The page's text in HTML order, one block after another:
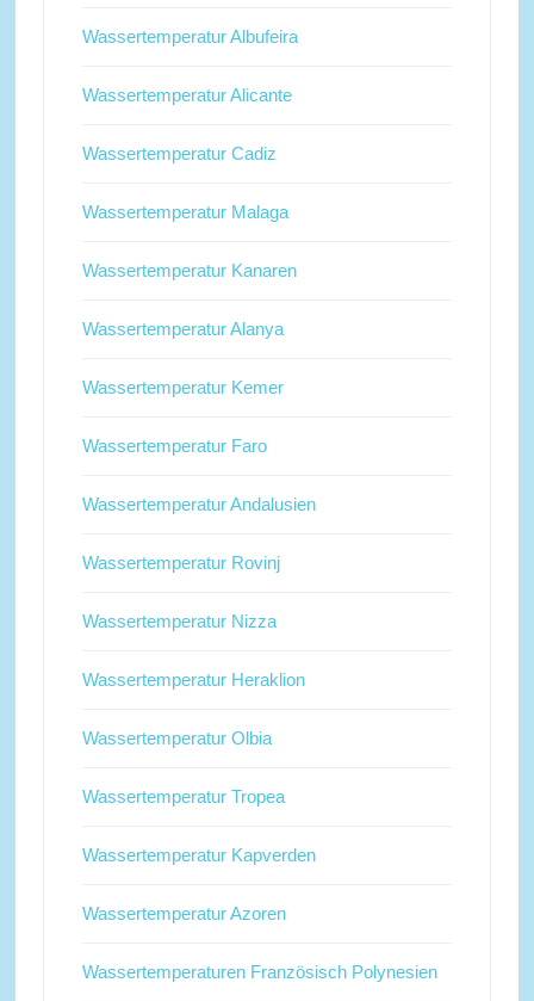
Wassertemperatur Albufeira
Wassertemperatur Alicante
Wassertemperatur Cadiz
Wassertemperatur Malaga
Wassertemperatur Kanaren
Wassertemperatur Alanya
Wassertemperatur Kemer
Wassertemperatur Faro
Wassertemperatur Andalusien
Wassertemperatur Rovinj
Wassertemperatur Nizza
Wassertemperatur Heraklion
Wassertemperatur Olbia
Wassertemperatur Tropea
Wassertemperatur Kapverden
Wassertemperatur Azoren
Wassertemperaturen Französisch Polynesien